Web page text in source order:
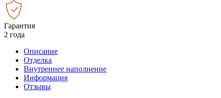
Гарантия
2 года
Описание
Отделка
Внутреннее наполнение
Информация
Отзывы